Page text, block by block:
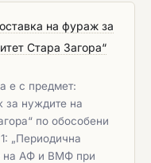
на фураж за
Стара Загора“
е с предмет:
за нуждите на
по обособени
„Периодична
на АФ и ВМФ при